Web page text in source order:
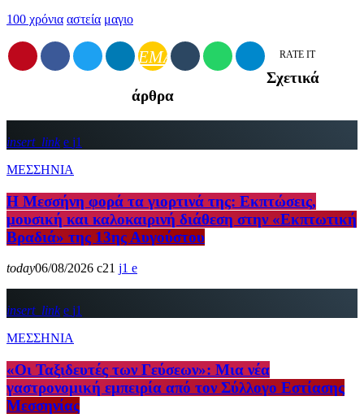
100 χρόνια αστεία μαγιο
EMAIL RATE IT
Σχετικά
άρθρα
insert_link
1
ΜΕΣΣΗΝΙΑ
Η Μεσσήνη φορά τα γιορτινά της: Εκπτώσεις,
μουσική και καλοκαιρινή διάθεση στην «Εκπτωτική
Βραδιά» της 13ης Αυγούστου
today06/08/2026 21 1
insert_link
1
ΜΕΣΣΗΝΙΑ
«Οι Ταξιδευτές των Γεύσεων»: Μια νέα
γαστρονομική εμπειρία από τον Σύλλογο Εστίασης
Μεσσηνίας